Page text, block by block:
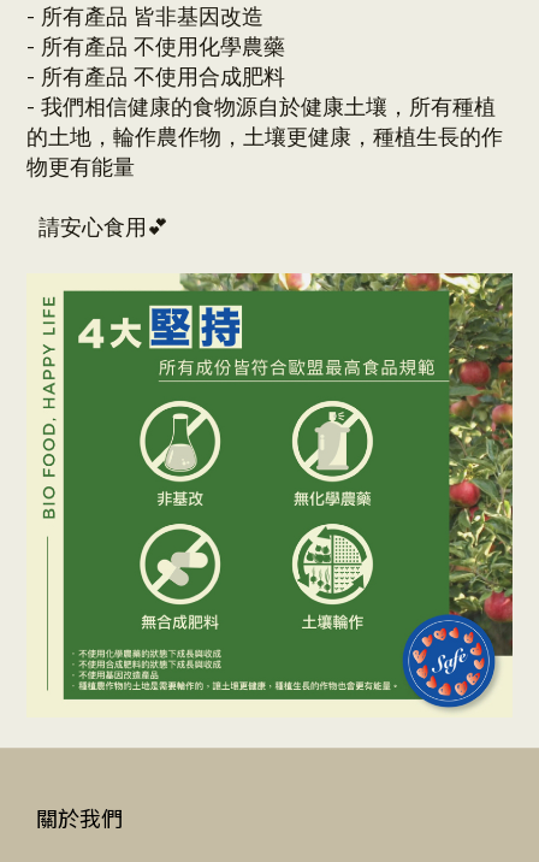
- 所有產品 皆非基因改造
- 所有產品 不使用化學農藥
- 所有產品 不使用合成肥料
- 我們相信健康的食物源自於健康土壤，所有種植
的土地， 輪作農作物 ，土壤更健康，種植生長的作
物更有能量
請安心食用💕
關於我們